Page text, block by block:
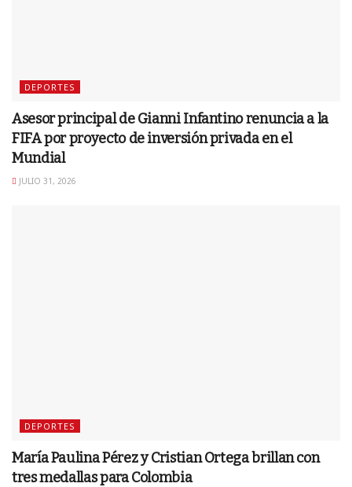
DEPORTES
Asesor principal de Gianni Infantino renuncia a la
FIFA por proyecto de inversión privada en el
Mundial
JULIO 31, 2026
DEPORTES
María Paulina Pérez y Cristian Ortega brillan con
tres medallas para Colombia